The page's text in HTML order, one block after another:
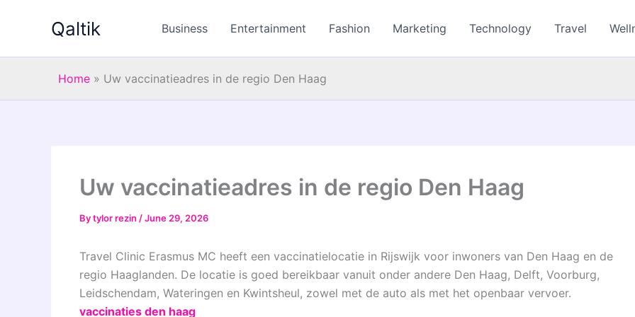
Qaltik Business Entertainment Fashion Marketing Technology Travel
Home » Uw vaccinatieadres in de regio Den Haag
Uw vaccinatieadres in de regio Den Haag
Bytylor rezin /June 29, 2026
Travel Clinic Erasmus MC heeft een vaccinatielocatie in Rijswijk voor inwoners van Den Haag en de
regio Haaglanden. De locatie is goed bereikbaar vanuit onder andere Den Haag, Delft, Voorburg,
Leidschendam, Wateringen en Kwintsheul, zowel met de auto als met het openbaar vervoer.
vaccinaties den haag